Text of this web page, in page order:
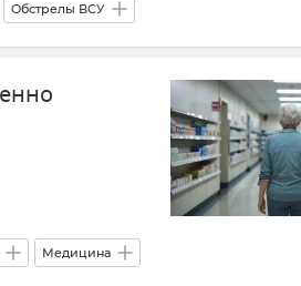
Обстрелы ВСУ
Белоруссия Автобус
Медицина